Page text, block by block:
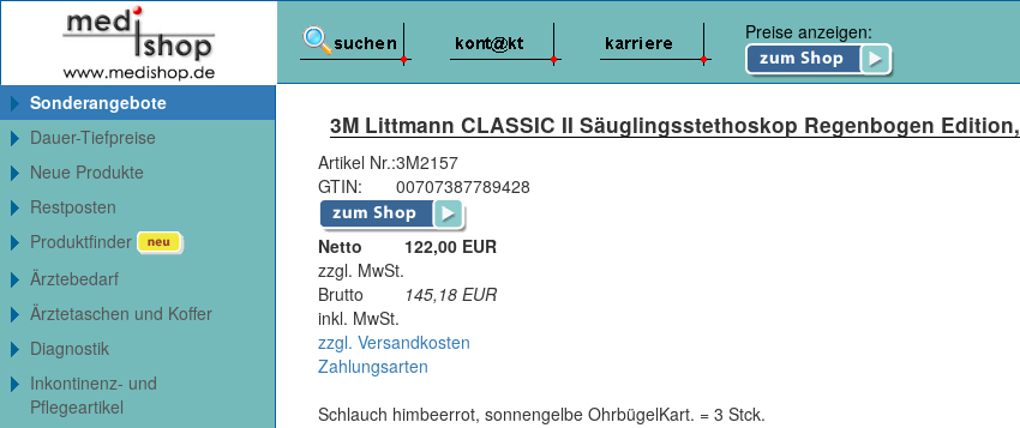
Preise anzeigen:
3M Littmann CLASSIC II Säuglingsstethoskop Regenbogen Edition,
Artikel Nr.:3M2157
GTIN:
00707387789428
Netto
122,00 EUR
zzgl. MwSt.
Brutto
145,18 EUR
inkl. MwSt.
zzgl. Versandkosten
Zahlungsarten
Schlauch himbeerrot, sonnengelbe OhrbügelKart. = 3 Stck.
Sonderangebote
Dauer-Tiefpreise
Neue Produkte
Restposten
Produktfinder
Ärztebedarf
Ärztetaschen und Koffer
Diagnostik
Inkontinenz- und
Pflegeartikel